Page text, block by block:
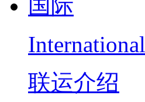
国际
International
联运介绍